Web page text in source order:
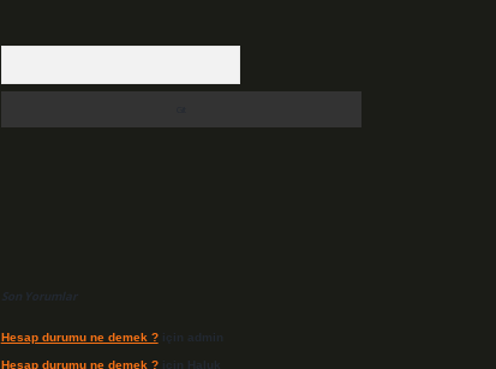
Son Yorumlar
Hesap durumu ne demek ?için admin
Hesap durumu ne demek ?için Haluk